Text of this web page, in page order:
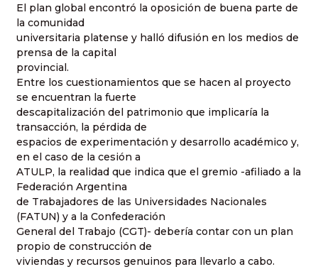
El plan global encontró la oposición de buena parte de
la comunidad
universitaria platense y halló difusión en los medios de
prensa de la capital
provincial.
Entre los cuestionamientos que se hacen al proyecto
se encuentran la fuerte
descapitalización del patrimonio que implicaría la
transacción, la pérdida de
espacios de experimentación y desarrollo académico y,
en el caso de la cesión a
ATULP, la realidad que indica que el gremio -afiliado a la
Federación Argentina
de Trabajadores de las Universidades Nacionales
(FATUN) y a la Confederación
General del Trabajo (CGT)- debería contar con un plan
propio de construcción de
viviendas y recursos genuinos para llevarlo a cabo.